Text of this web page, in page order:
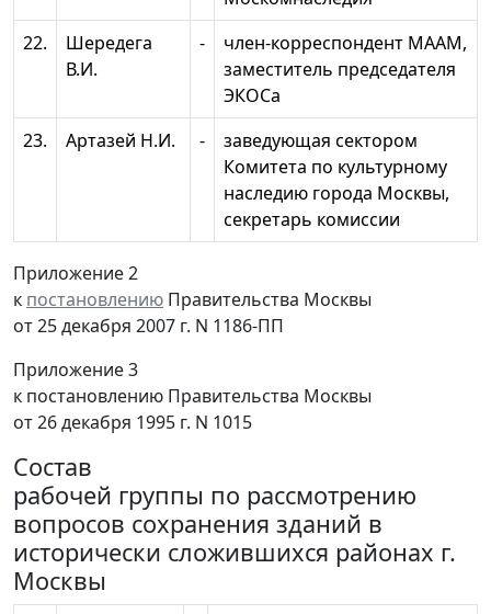
22.
Шередега
В.И.
-
член-корреспондент МААМ,
заместитель председателя
ЭКОСа
23.
Артазей Н.И. -
заведующая сектором
Комитета по культурному
наследию города Москвы,
секретарь комиссии
Приложение 2
к постановлению Правительства Москвы
от 25 декабря 2007 г. N 1186-ПП
Приложение 3
к постановлению Правительства Москвы
от 26 декабря 1995 г. N 1015
Состав
рабочей группы по рассмотрению
вопросов сохранения зданий в
исторически сложившихся районах г.
Москвы